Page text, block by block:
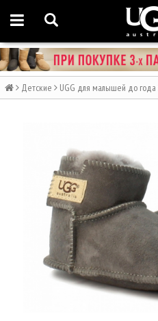
Детские UGG для малышей до года